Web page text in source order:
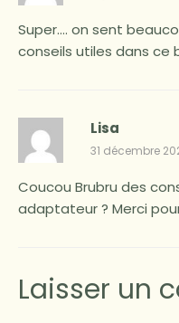
Super…. on sent
conseils utiles dans ce
Lisa
31 décembre
Coucou Brubru des
adaptateur ? Merci
Laisser un